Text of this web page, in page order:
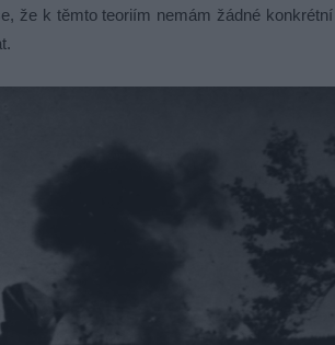
že k těmto teoriím nemám žádné